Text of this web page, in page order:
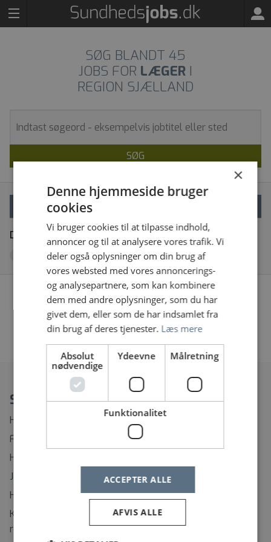
SØG BLANDT 45
JOBS FOR LÆGER I
REGION SJÆLLAND
SØG
Dine filtre
Fjern alle
Region Sjællandx
Vi fandt desværre ingen jobopslag, prøv at søge på
noget andet eller fjern nogle af dine filtre
Spørgsmål?
Hvordan ændrer eller afmelder jeg min Jobagent?
Find rundt på Sundhedsjobs.dk
Hvordan opretter jeg mig som bruger?
Jeg har glemt mit brugernavn
Hvordan ændrer jeg mit password?
Kontaktinformation til support på regionernes
rekrutteringssystemer
×
Denne hjemmeside bruger
cookies
Vi bruger cookies til at tilpasse indhold,
annoncer og til at analysere vores trafik. Vi
deler også oplysninger om din brug af
vores websted med vores annoncerings-
og analysepartnere, som kan kombinere
dem med andre oplysninger, som du har
givet dem, eller som de har indsamlet fra
din brug af deres tjenester. Læs mere
Absolut
nødvendige
Ydeevne Målretning
Funktionalitet
ACCEPTER ALLE
AFVIS ALLE